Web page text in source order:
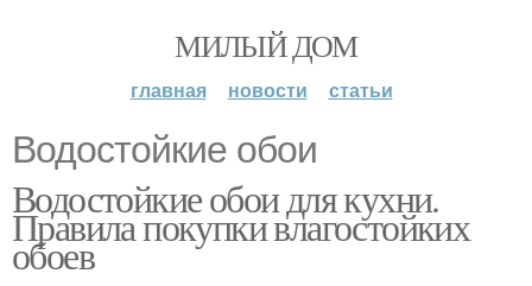
МИЛЫЙ ДОМ
главная новости статьи
Водостойкие обои
Водостойкие обои для кухни.
Правила покупки влагостойких
обоев